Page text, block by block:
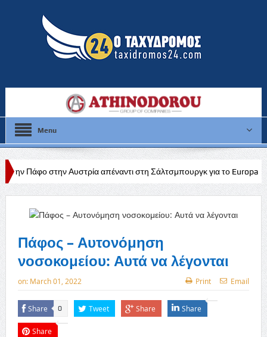
Menu
απέναντι στη Σάλτσμπουργκ για το Europa League
Πάφος – Αυτονόμηση
νοσοκομείου: Αυτά να λέγονται
on: March 01, 2022 Print Email
Share 0 Tweet Share Share
Share